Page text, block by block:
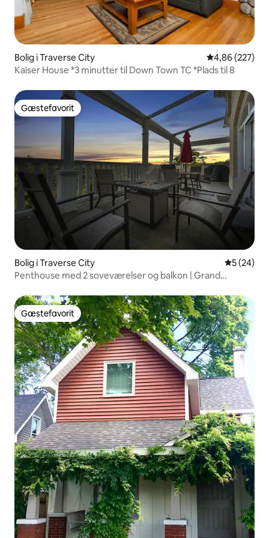
Bolig i Traverse City 4,86 ud af 5 i
4,86 (227)
Kaiser House *3 minutter til Down Town TC *Plads til 8
Gæstefavorit
Gæstefavorit
Bolig i Traverse City 5 ud af 5 i
5 (24)
Penthouse med 2 soveværelser og balkon | Grand
Gæstefavorit
Gæstefavorit